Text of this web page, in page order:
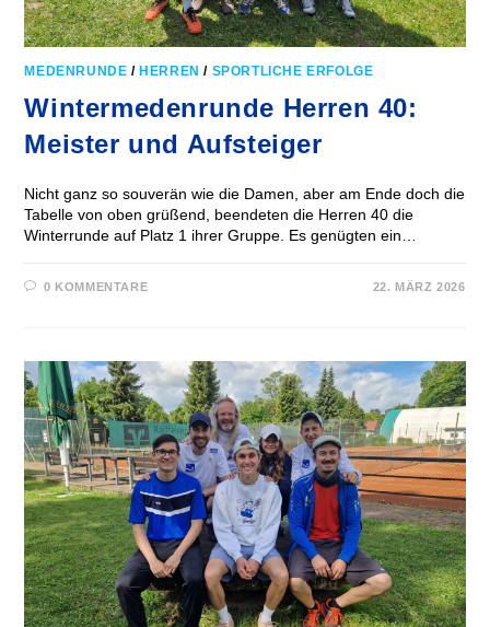
MEDENRUNDE / HERREN / SPORTLICHE ERFOLGE
Wintermedenrunde Herren 40:
Meister und Aufsteiger
Nicht ganz so souverän wie die Damen, aber am Ende doch die
Tabelle von oben grüßend, beendeten die Herren 40 die
Winterrunde auf Platz 1 ihrer Gruppe. Es genügten ein…
0 KOMMENTARE 22. MÄRZ 2026